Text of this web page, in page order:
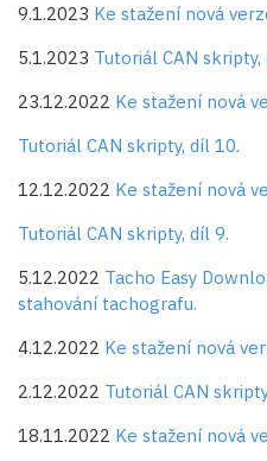
9.1.2023 Ke stažení nová
5.1.2023 Tutoriál CAN skripty,
23.12.2022 Ke stažení nová
Tutoriál CAN skripty, díl 10.
12.12.2022 Ke stažení nová
Tutoriál CAN skripty, díl 9.
5.12.2022 Tacho Easy
stahování tachografu.
4.12.2022 Ke stažení nová
2.12.2022 Tutoriál CAN
18.11.2022 Ke stažení nová